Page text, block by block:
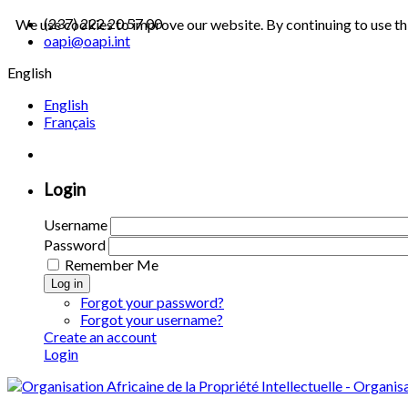
(237) 222 20 57 00
oapi@oapi.int
English
English
Français
Login
Username
Password
Remember Me
Log in
Forgot your password?
Forgot your username?
Create an account
Login
We use cookies to improve our website. By continuing to use